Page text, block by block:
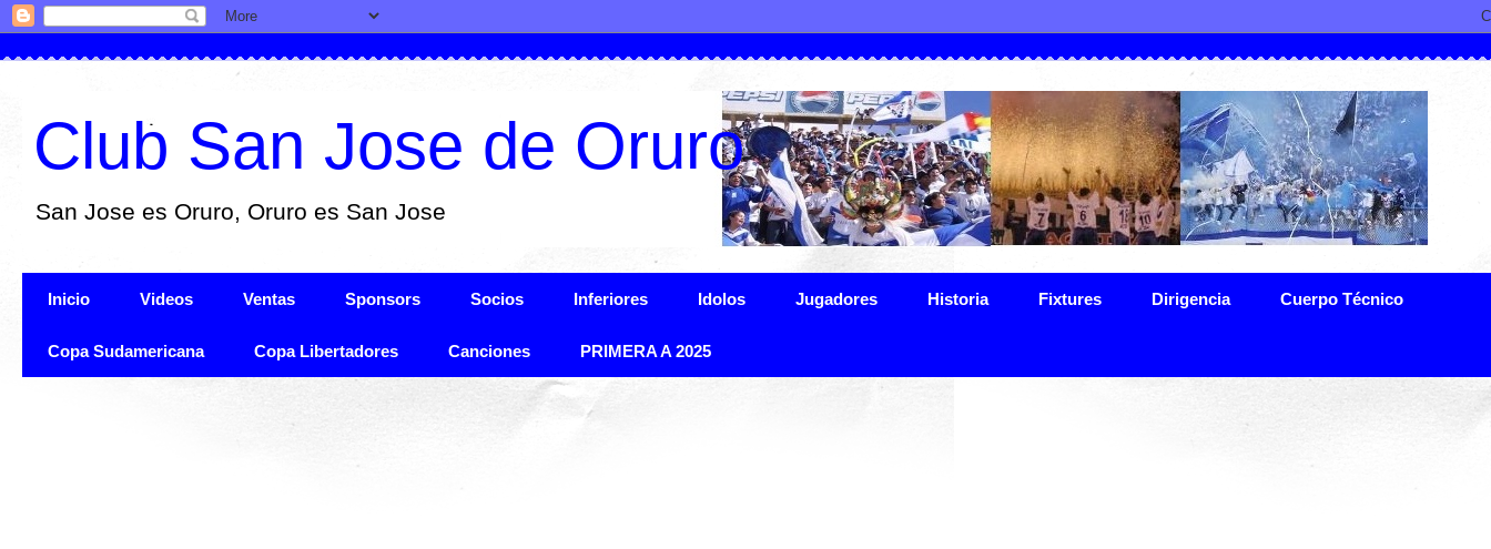
Club San Jose de Oruro
San Jose es Oruro, Oruro es San Jose
Inicio Videos Ventas Sponsors Socios Inferiores Idolos Jugadores Historia Fixtures Dirigencia Cuerpo Técnico
Copa Sudamericana Copa Libertadores Canciones PRIMERA A 2025